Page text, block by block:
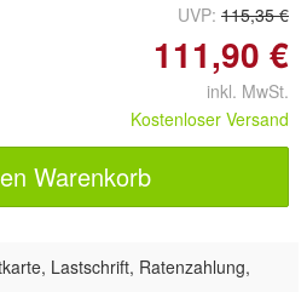
UVP: 115,35 €
111,90 €
inkl. MwSt.
Kostenloser Versand
Warenkorb
Lastschrift, Ratenzahlung,